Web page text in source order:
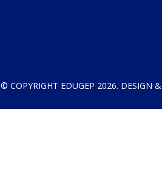
© COPYRIGHT EDUGEP 2026. DESIGN